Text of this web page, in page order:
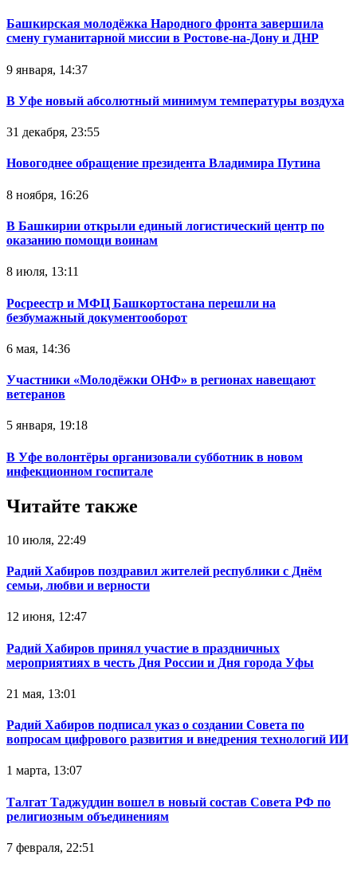
Башкирская молодёжка Народного фронта завершила
смену гуманитарной миссии в Ростове-на-Дону и ДНР
9 января, 14:37
В Уфе новый абсолютный минимум температуры воздуха
31 декабря, 23:55
Новогоднее обращение президента Владимира Путина
8 ноября, 16:26
В Башкирии открыли единый логистический центр по
оказанию помощи воинам
8 июля, 13:11
Росреестр и МФЦ Башкортостана перешли на
безбумажный документооборот
6 мая, 14:36
Участники «Молодёжки ОНФ» в регионах навещают
ветеранов
5 января, 19:18
В Уфе волонтёры организовали субботник в новом
инфекционном госпитале
Читайте также
10 июля, 22:49
Радий Хабиров поздравил жителей республики с Днём
семьи, любви и верности
12 июня, 12:47
Радий Хабиров принял участие в праздничных
мероприятиях в честь Дня России и Дня города Уфы
21 мая, 13:01
Радий Хабиров подписал указ о создании Совета по
вопросам цифрового развития и внедрения технологий ИИ
1 марта, 13:07
Талгат Таджуддин вошел в новый состав Совета РФ по
религиозным объединениям
7 февраля, 22:51